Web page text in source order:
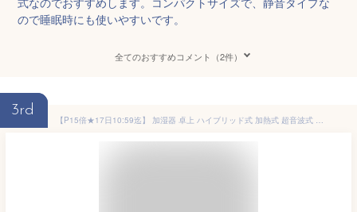
ので睡眠時にも使いやすいです。
全てのおすすめコメント（2件）
3rd
【P15倍★17日10:59迄】 加湿器 卓上 ハイブリッド式 加熱式 超音波式 アロマ おしゃれ 木目調 静音 パワフル加湿 大容量 4.5L 12h連続運転 10畳 節電モード 省エネ Ag抗菌 清潔 切タイマー リモコン付 乾燥 冬 アイリスオーヤマ HDK-35 *